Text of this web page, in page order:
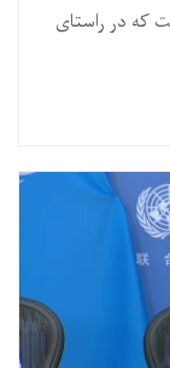
که در راستای